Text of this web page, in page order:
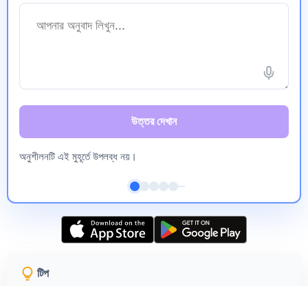
উত্তর দেখান
অনুশীলনটি এই মুহূর্তে উপলব্ধ নয়।
টিপ